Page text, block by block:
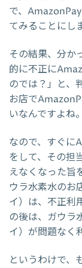
で、
てみることにし
その結果、分か
的に不正に
のでは？」と、
お店で
いなんですよね。
なので、すぐに
をして、その担
えなくなった旨
ウラ水素水のお
イ）は、不正利
の後は、ガウラ
イ）が問題なく
というわけで、